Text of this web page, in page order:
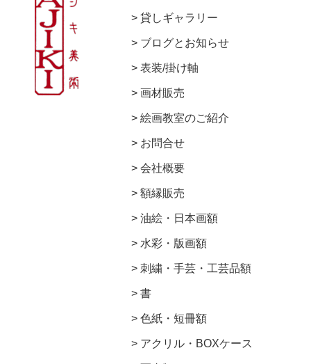
貸しギャラリー
ブログとお知らせ
表装/掛け軸
画材販売
絵画教室のご紹介
お問合せ
会社概要
額縁販売
油絵・日本画額
水彩・版画額
刺繍・手芸・工芸品額
書
色紙・短冊額
アクリル・BOXケース